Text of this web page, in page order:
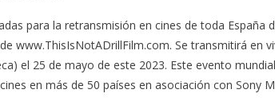
para la retransmisión en cines de toda España
de www.ThisIsNotADrillFilm.com. Se transmitirá en
el 25 de mayo de este 2023. Este evento
en más de 50 países en asociación con Sony